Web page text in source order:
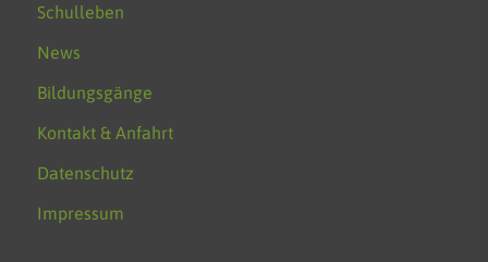
Schulleben
News
Bildungsgänge
Kontakt & Anfahrt
Datenschutz
Impressum